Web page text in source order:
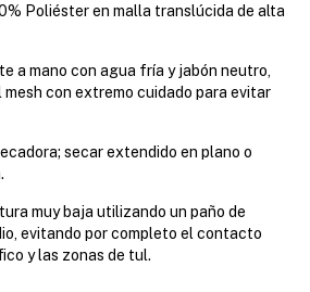
Poliéster en malla translúcida de alta
a mano con agua fría y jabón neutro,
con extremo cuidado para evitar
secar extendido en plano o
muy baja utilizando un paño de
evitando por completo el contacto
y las zonas de tul.